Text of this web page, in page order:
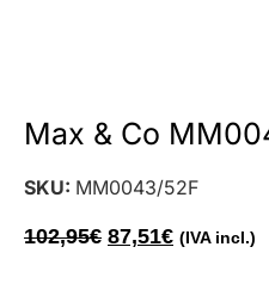
Max & Co
SKU: MM0043/52F
102,95€ 87,51€ (IVA incl.)